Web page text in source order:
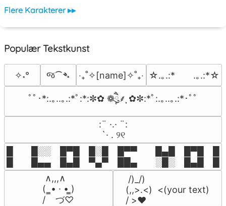
Flere Karakterer ▸▸
Populær Tekstkunst
✧˖° જ⁀➴ ‎‧₊˚✧[name]✧˚₊‧ ☆.｡.:*　　.｡.:*☆
ﾟﾟ･*:.｡..｡.:*ﾟ:*:✼✿ ❁ཻུ۪۪⸙͎ ✿✼:*ﾟ:.｡..｡.:*･ﾟﾟ
⠀:¨ ·.· ¨:⠀
⠀ `· . ୨୧⠀
█  █░░ █▀█ █░█ █▀▀  █▄█ █▀█
█  █▄▄ █▄█ ▀▄▀ ██▄  ░█░ █▄█
∧,,,∧
(  ̳• · • ̳)
/    づ♡
/)_/)
(,,>.<)  <(your text)
/ >❤️